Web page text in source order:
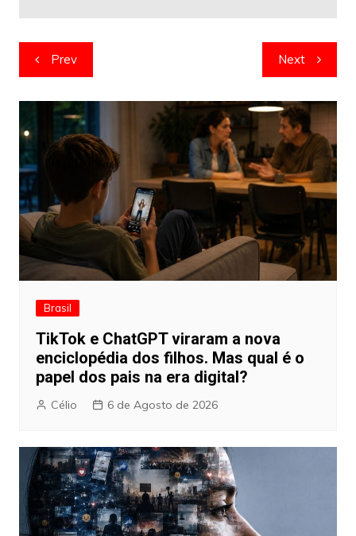
Navegação
de
artigos
Prev Next
Brasil
TikTok e ChatGPT viraram a nova
enciclopédia dos filhos. Mas qual é o
papel dos pais na era digital?
Célio 6 de Agosto de 2026